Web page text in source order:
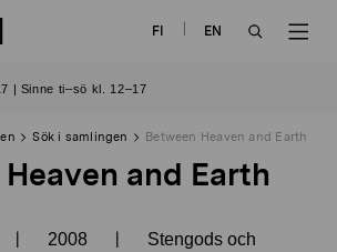
FI
EN
| Sinne ti–sö kl. 12–17
Sök i samlingen Between Heaven and Earth
and Earth
| 2008 |
Stengods och